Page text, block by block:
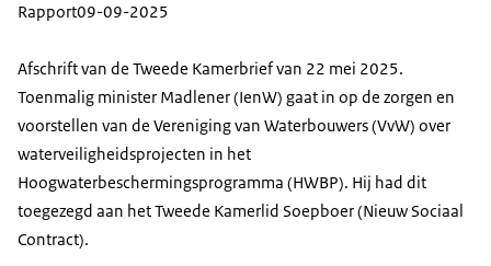
Rapport09-09-2025
Afschrift van de Tweede Kamerbrief van 22 mei 2025.
Toenmalig minister Madlener (IenW) gaat in op de zorgen en
voorstellen van de Vereniging van Waterbouwers (VvW) over
waterveiligheidsprojecten in het
Hoogwaterbeschermingsprogramma (HWBP). Hij had dit
toegezegd aan het Tweede Kamerlid Soepboer (Nieuw Sociaal
Contract).